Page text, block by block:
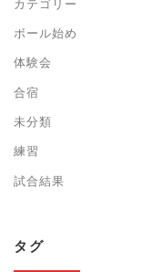
カテゴリー
ボール始め
体験会
合宿
未分類
練習
試合結果
タグ